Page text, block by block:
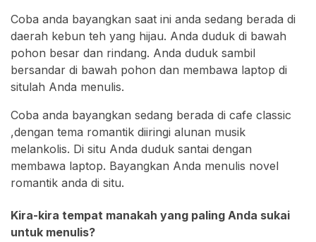
Coba anda bayangkan saat ini anda sedang berada di
daerah kebun teh yang hijau. Anda duduk di bawah
pohon besar dan rindang. Anda duduk sambil
bersandar di bawah pohon dan membawa laptop di
situlah Anda menulis.
Coba anda bayangkan sedang berada di cafe classic
,dengan tema romantik diiringi alunan musik
melankolis. Di situ Anda duduk santai dengan
membawa laptop. Bayangkan Anda menulis novel
romantik anda di situ.
Kira-kira tempat manakah yang paling Anda sukai
untuk menulis?